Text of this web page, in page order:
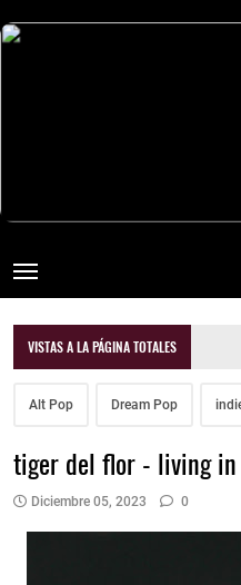
VISTAS A LA PÁGINA TOTALES
Alt Pop Dream Pop
tiger del flor - living
Diciembre 05, 2023 0